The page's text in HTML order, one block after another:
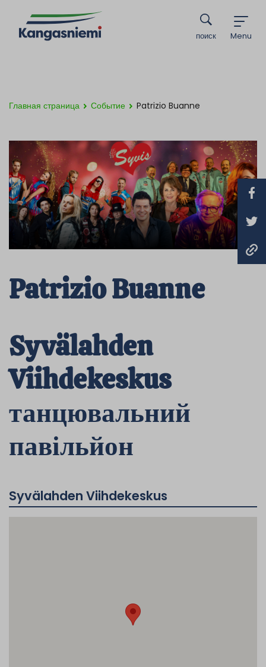
Menu
поиск
Главная страница Событие Patrizio Buanne
Patrizio Buanne
Syvälahden
Viihdekeskus
танцювальний
павільйон
Syvälahden Viihdekeskus